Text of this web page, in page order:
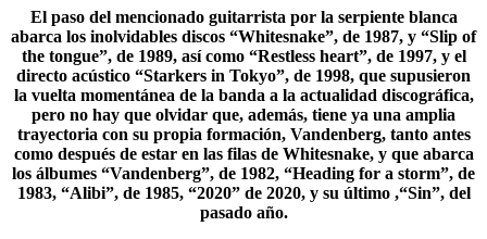
El paso del mencionado guitarrista por la serpiente blanca
abarca los inolvidables discos “Whitesnake”, de 1987, y “Slip of
the tongue”, de 1989, así como “Restless heart”, de 1997, y el
directo acústico “Starkers in Tokyo”, de 1998, que supusieron
la vuelta momentánea de la banda a la actualidad discográfica,
pero no hay que olvidar que, además, tiene ya una amplia
trayectoria con su propia formación, Vandenberg, tanto antes
como después de estar en las filas de Whitesnake, y que abarca
los álbumes “Vandenberg”, de 1982, “Heading for a storm”, de
1983, “Alibi”, de 1985, “2020” de 2020, y su último ,“Sin”, del
pasado año.